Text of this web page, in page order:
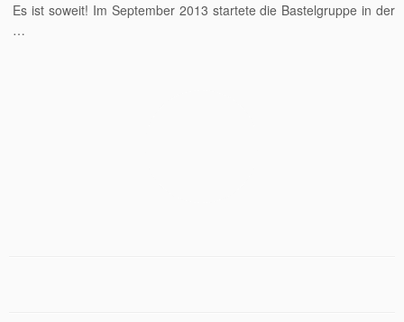
Es ist soweit! Im September 2013 startete die Bastelgruppe in der
…